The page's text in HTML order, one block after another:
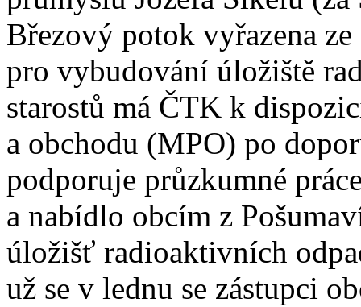
Březový potok vyřazena
pro vybudování úložiště
starostů má ČTK k
a obchodu (MPO) po
podporuje průzkumné
a nabídlo obcím z
úložišť radioaktivních
už se v lednu se zástupci